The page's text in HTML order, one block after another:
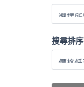
搜尋排序